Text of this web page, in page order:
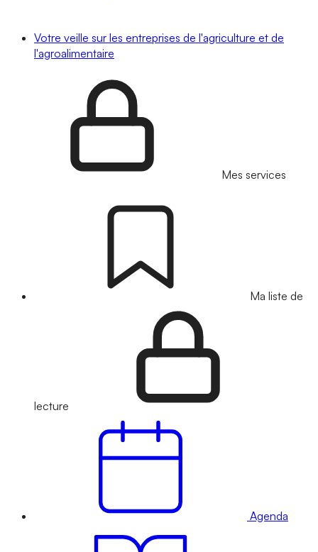
Votre veille sur les entreprises de l'agriculture et de
l'agroalimentaire
Mes services
Ma liste de
lecture
Agenda